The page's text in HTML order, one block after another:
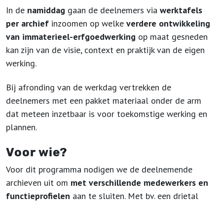
In de namiddag gaan de deelnemers via werktafels
per archief inzoomen op welke verdere ontwikkeling
van immaterieel-erfgoedwerking op maat gesneden
kan zijn van de visie, context en praktijk van de eigen
werking.
Bij afronding van de werkdag vertrekken de
deelnemers met een pakket materiaal onder de arm
dat meteen inzetbaar is voor toekomstige werking en
plannen.
Voor wie?
Voor dit programma nodigen we de deelnemende
archieven uit om met verschillende medewerkers en
functieprofielen aan te sluiten. Met bv. een drietal